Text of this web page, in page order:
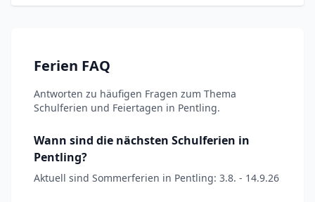
Ferien FAQ
Antworten zu häufigen Fragen zum Thema
Schulferien und Feiertagen in Pentling.
Wann sind die nächsten Schulferien in
Pentling?
Aktuell sind Sommerferien in Pentling: 3.8. - 14.9.26